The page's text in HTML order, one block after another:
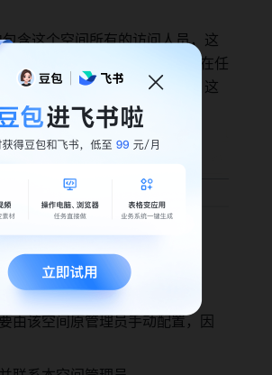
含这个空间所有的访问人员，这
兜底逻辑。即，如果一个人不在任
组中，他会遵循 【空间成员】这
设置。
管理员权限？
由该空间原管理员手动配置，因